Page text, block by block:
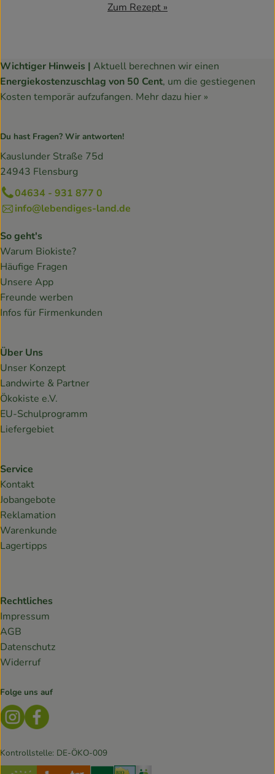
Zum Rezept »
Wichtiger Hinweis | Aktuell berechnen wir einen
Energiekostenzuschlag von 50 Cent, um die gestiegenen
Kosten temporär aufzufangen. Mehr dazu hier »
Du hast Fragen? Wir antworten!
Kauslunder Straße 75d
24943 Flensburg
04634 - 931 877 0
info@lebendiges-land.de
So geht's
Warum Biokiste?
Häufige Fragen
Unsere App
Freunde werben
Infos für Firmenkunden
Über Uns
Unser Konzept
Landwirte & Partner
Ökokiste e.V.
EU-Schulprogramm
Liefergebiet
Service
Kontakt
Jobangebote
Reklamation
Warenkunde
Lagertipps
Rechtliches
Impressum
AGB
Datenschutz
Widerruf
Folge uns auf
Externer Link zu https://www.instagram.com/
Externer Link zu https://www.facebook.com/
Kontrollstelle: DE-ÖKO-009